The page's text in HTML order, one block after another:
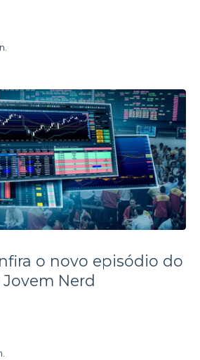
o novo episódio do
Nerd